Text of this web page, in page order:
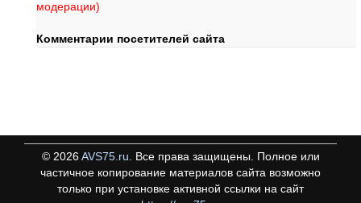
модерации)
Комментарии посетителей сайта
© 2026 AVS75.ru . Все права защищены. Полное или
частичное копирование материалов сайта возможно
только при установке активной ссылки на сайт